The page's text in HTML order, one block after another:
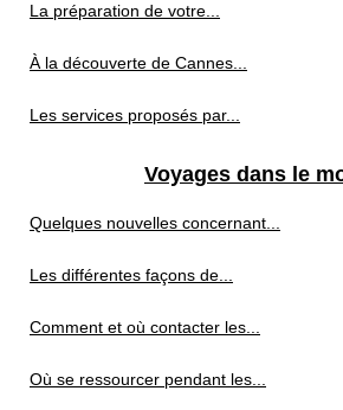
La préparation de votre...
À la découverte de Cannes...
Les services proposés par...
Voyages dans le
Quelques nouvelles concernant...
Les différentes façons de...
Comment et où contacter les...
Où se ressourcer pendant les...